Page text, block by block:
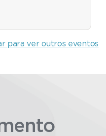
para ver outros eventos